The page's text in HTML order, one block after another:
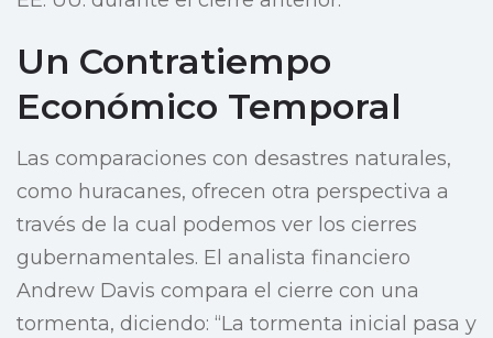
Un Contratiempo
Económico Temporal
Las comparaciones con desastres naturales,
como huracanes, ofrecen otra perspectiva a
través de la cual podemos ver los cierres
gubernamentales. El analista financiero
Andrew Davis compara el cierre con una
tormenta, diciendo: “La tormenta inicial pasa y